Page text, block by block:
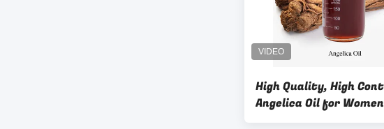
High Quality, High
Angelica Oil for
and Skin Care